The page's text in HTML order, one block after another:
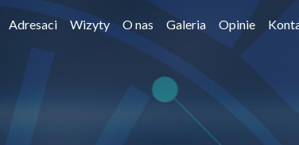
Adresaci Wizyty O nas Galeria Opinie